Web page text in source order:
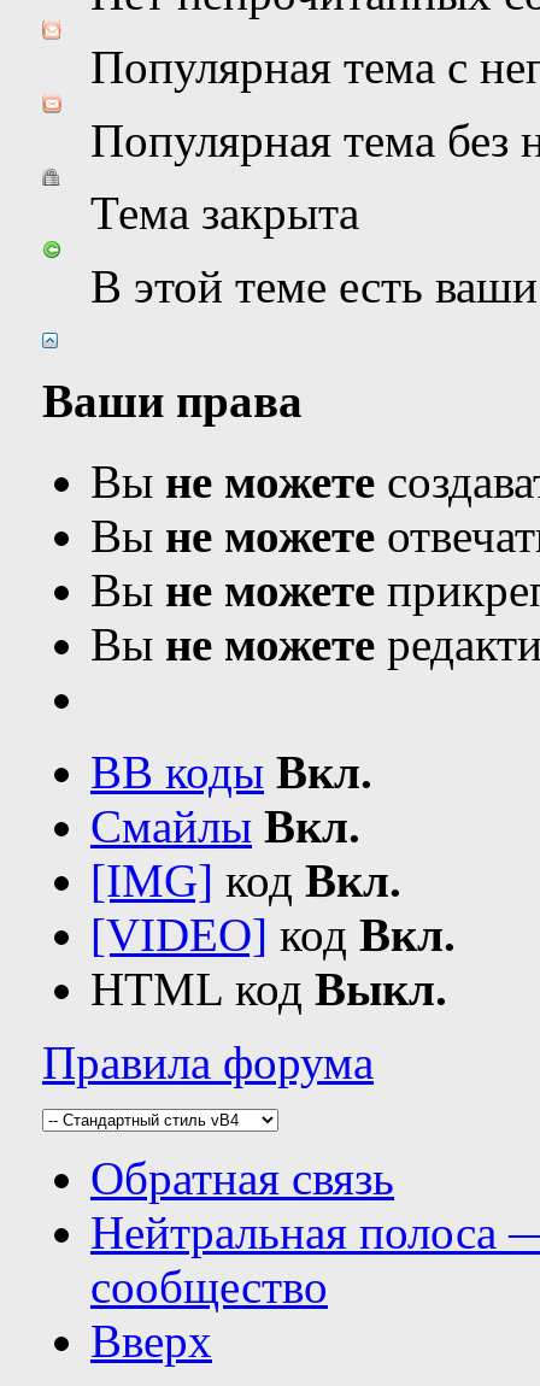
Популярная тема с
Популярная тема
Тема закрыта
В этой теме есть
Ваши права
Вы не можете
Вы не можете
Вы не можете
Вы не можете
BB коды Вкл.
Смайлы Вкл.
[IMG] код Вкл.
[VIDEO] код Вкл.
HTML код Выкл.
Правила форума
Обратная связь
Нейтральная полоса
сообщество
Вверх